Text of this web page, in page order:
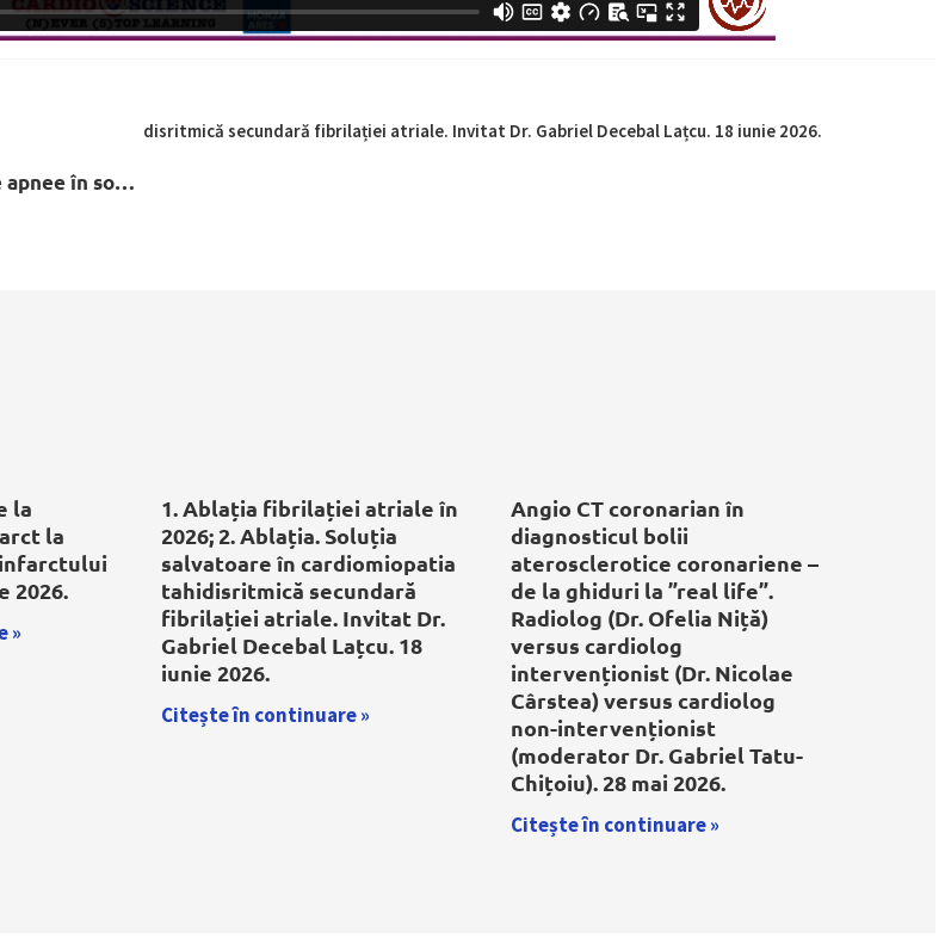
1. ”Cazuri rezistente” – o soluție simplă.; 2. Sindromul de apnee în somn – o patologie neglijata la granița între specialitați. Invitați Dr. Corina Borcea și Prof. Dr. Florin Mihălțan. 12 februarie 2026.
tahidisritmică secundară fibrilației atriale. Invitat Dr. Gabriel Decebal Lațcu. 18 iunie 2026.
la
la
2026.
»
1. Ablația fibrilației atriale în
2026; 2. Ablația. Soluția
salvatoare în cardiomiopatia
tahidisritmică secundară
fibrilației atriale. Invitat Dr.
Gabriel Decebal Lațcu. 18
iunie 2026.
Citește în continuare »
Angio CT coronarian în
diagnosticul bolii
aterosclerotice coronariene –
de la ghiduri la ”real life”.
Radiolog (Dr. Ofelia Niță)
versus cardiolog
intervenționist (Dr. Nicolae
Cârstea) versus cardiolog
non-intervenționist
(moderator Dr. Gabriel Tatu-
Chițoiu). 28 mai 2026.
Citește în continuare »